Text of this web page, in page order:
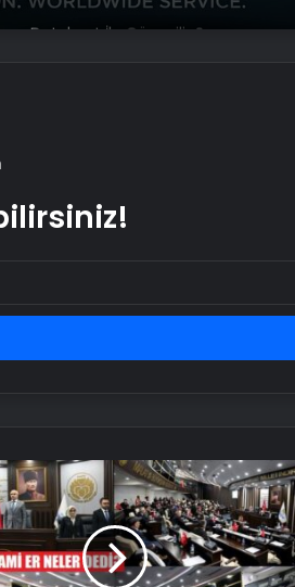
Datahost İle Güvenilir Sunucu
Sağlık Eş Anlamlısı Nedir? Sağlık
bulaşıyor?
14.14 Saat Anlamı Nedir? 14.14 Çift
Saatlerin Anlamı Nasıl Yorumlanır?